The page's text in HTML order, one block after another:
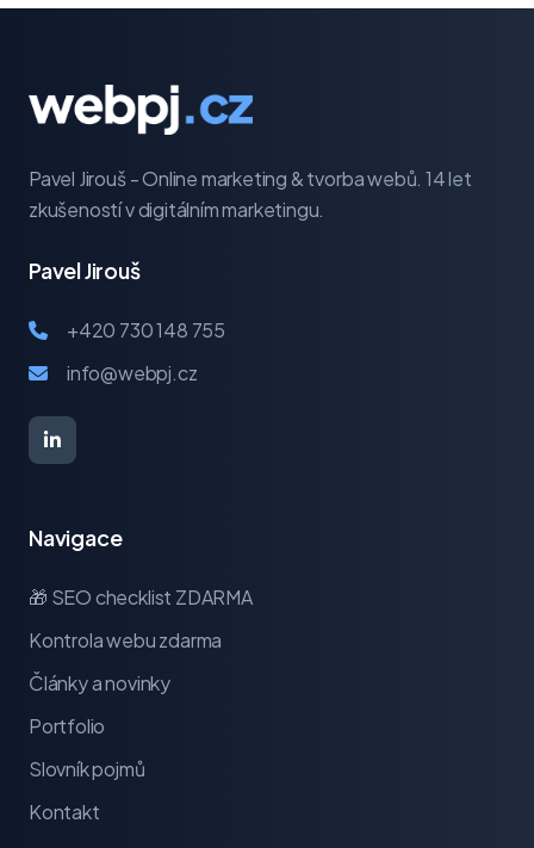
Pavel Jirouš - Online marketing & tvorba webů. 14 let
zkušeností v digitálním marketingu.
Pavel Jirouš
+420 730 148 755
info@webpj.cz
Navigace
🎁 SEO checklist ZDARMA
Kontrola webu zdarma
Články a novinky
Portfolio
Slovník pojmů
Kontakt